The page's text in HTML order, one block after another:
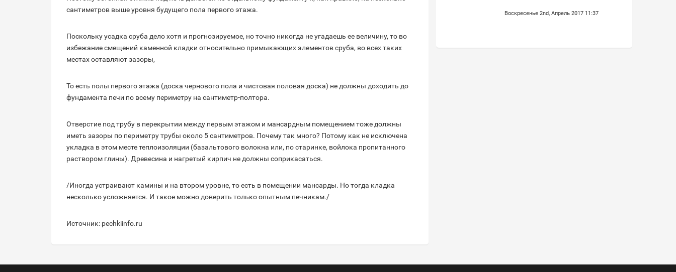
сантиметров выше уровня будущего пола первого этажа.
Поскольку усадка сруба дело хотя и прогнозируемое, но точно никогда не угадаешь ее величину, то во
избежание смещений каменной кладки относительно примыкающих элементов сруба, во всех таких
местах оставляют зазоры,
То есть полы первого этажа (доска чернового пола и чистовая половая доска) не должны доходить до
фундамента печи по всему периметру на сантиметр-полтора.
Отверстие под трубу в перекрытии между первым этажом и мансардным помещением тоже должны
иметь зазоры по периметру трубы около 5 сантиметров. Почему так много? Потому как не исключена
укладка в этом месте теплоизоляции (базальтового волокна или, по старинке, войлока пропитанного
раствором глины). Древесина и нагретый кирпич не должны соприкасаться.
/Иногда устраивают камины и на втором уровне, то есть в помещении мансарды. Но тогда кладка
несколько усложняется. И такое можно доверить только опытным печникам./
Источник: pechkiinfo.ru
Воскресенье 2nd, Апрель 2017 11:37